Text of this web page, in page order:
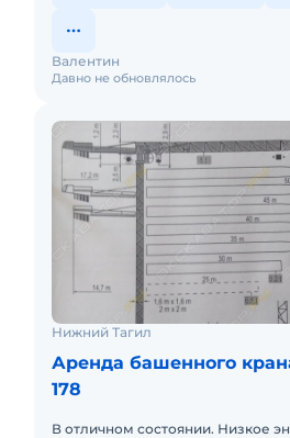
Давно не обновлялось
Валентин
Нижний Тагил
Аренда башенного
178
В отличном состоянии. Низкое